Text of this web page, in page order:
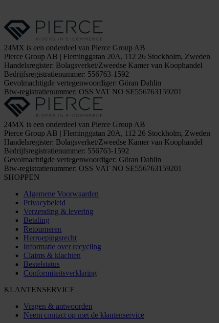
24MX is een onderdeel van Pierce Group AB
Pierce Group AB | Fleminggatan 20A, 112 26 Stockholm, Zweden
Handelsregister: Bolagsverket/Zweedse Kamer van Koophandel
Bedrijfsregistratienummer: 556763-1592
Gevolmachtigde vertegenwoordiger: Göran Dahlin
Btw-registratienummer: OSS VAT NO SE556763159201
24MX is een onderdeel van Pierce Group AB
Pierce Group AB | Fleminggatan 20A, 112 26 Stockholm, Zweden
Handelsregister: Bolagsverket/Zweedse Kamer van Koophandel
Bedrijfsregistratienummer: 556763-1592
Gevolmachtigde vertegenwoordiger: Göran Dahlin
Btw-registratienummer: OSS VAT NO SE556763159201
SHOPPEN
Algemene Voorwaarden
Privacybeleid
Verzending & levering
Betaling
Retourneren
Herroepingsrecht
Informatie over recycling
Claims & klachten
Bestelstatus
Conformiteitsverklaring
KLANTENSERVICE
Vragen & antwoorden
Neem contact op met de klantenservice